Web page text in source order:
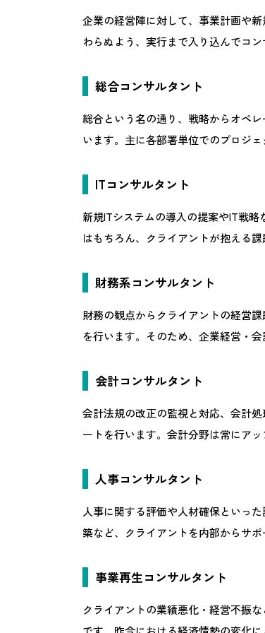
企業の経営陣に対して、事業計画や
わらぬよう、実行まで入り込んでコ
総合コンサルタント
総合という名の通り、戦略からオペ
います。主に各部署単位でのプロジェ
ITコンサルタント
新規ITシステムの導入の提案やIT戦
はもちろん、クライアントが抱える
財務系コンサルタント
財務の観点からクライアントの経営
を行います。そのため、企業経営・
会計コンサルタント
会計法規の改正の監視と対応、会計
ートを行います。会計分野は常にア
人事コンサルタント
人事に関する評価や人材確保といっ
築など、クライアントを内部からサポ
事業再生コンサルタント
クライアントの業績悪化・経営不振